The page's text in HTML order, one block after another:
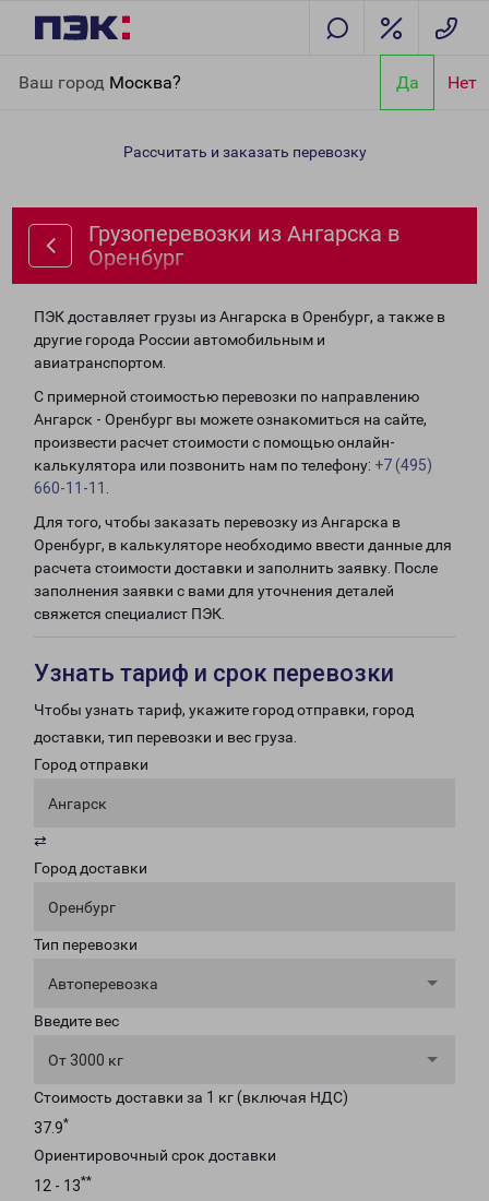
Ваш город Москва? Да Нет
Оренбург
Рассчитать и заказать перевозку
Грузоперевозки из Ангарска в
Оренбург
ПЭК доставляет грузы из Ангарска в Оренбург, а также в
другие города России автомобильным и
авиатранспортом.
С примерной стоимостью перевозки по направлению
Ангарск - Оренбург вы можете ознакомиться на сайте,
произвести расчет стоимости с помощью онлайн-
калькулятора или позвонить нам по телефону: +7 (495)
660-11-11
Для того, чтобы заказать перевозку из Ангарска в
Оренбург, в калькуляторе необходимо ввести данные для
расчета стоимости доставки и заполнить заявку. После
заполнения заявки с вами для уточнения деталей
свяжется специалист ПЭК.
Узнать тариф и срок перевозки
Чтобы узнать тариф, укажите город отправки, город
доставки, тип перевозки и вес груза.
Город отправки
Ангарск
⇄
Город доставки
Оренбург
Тип перевозки
Автоперевозка
Введите вес
От 3000 кг
Стоимость доставки за 1 кг (включая НДС)
37.9*
Ориентировочный срок доставки
12 - 13**